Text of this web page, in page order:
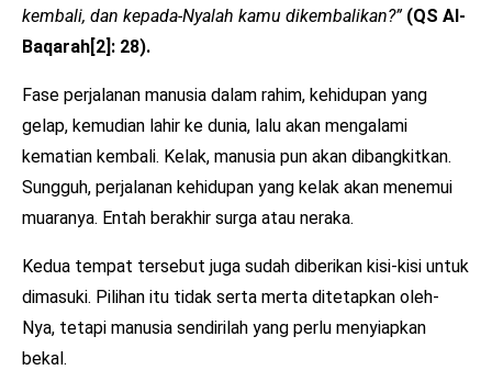
kembali, dan kepada-Nyalah kamu dikembalikan?” (QS Al-
Baqarah[2]: 28).
Fase perjalanan manusia dalam rahim, kehidupan yang
gelap, kemudian lahir ke dunia, lalu akan mengalami
kematian kembali. Kelak, manusia pun akan dibangkitkan.
Sungguh, perjalanan kehidupan yang kelak akan menemui
muaranya. Entah berakhir surga atau neraka.
Kedua tempat tersebut juga sudah diberikan kisi-kisi untuk
dimasuki. Pilihan itu tidak serta merta ditetapkan oleh-
Nya, tetapi manusia sendirilah yang perlu menyiapkan
bekal.